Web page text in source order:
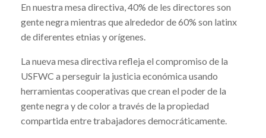
En nuestra mesa directiva, 40% de les directores son
gente negra mientras que alrededor de 60% son latinx
de diferentes etnias y orígenes.
La nueva mesa directiva refleja el compromiso de la
USFWC a perseguir la justicia económica usando
herramientas cooperativas que crean el poder de la
gente negra y de color a través de la propiedad
compartida entre trabajadores democráticamente.